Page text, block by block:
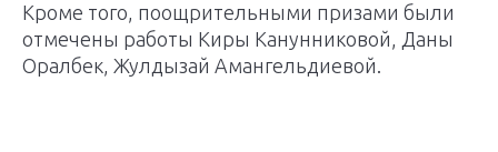
Кроме того, поощрительными призами были
отмечены работы Киры Канунниковой, Даны
Оралбек, Жулдызай Амангельдиевой.